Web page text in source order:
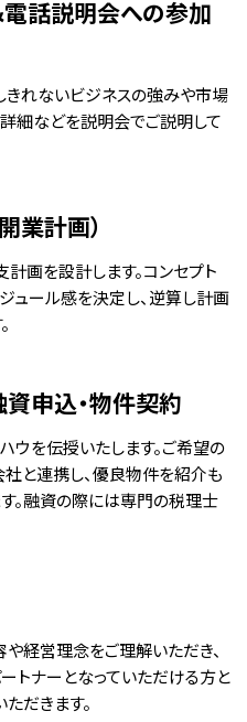
電話説明会への参加
きれないビジネスの強みや市場
細などを説明会でご説明して
業計画）
画を設計します。コンセプト
ュール感を決定し、逆算し計画
資申込・物件契約
ウを伝授いたします。ご希望の
と連携し、優良物件を紹介も
。融資の際には専門の税理士
経営理念をご理解いただき、
トナーとなっていただける方と
だきます。